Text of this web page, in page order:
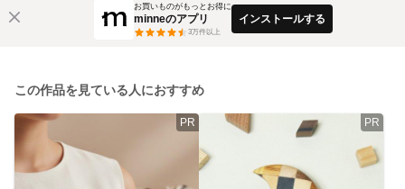
お買いものがもっとお得に
minneのアプリ
3万件以上
インストールする
この作品を見ている人におすすめ
PR PR